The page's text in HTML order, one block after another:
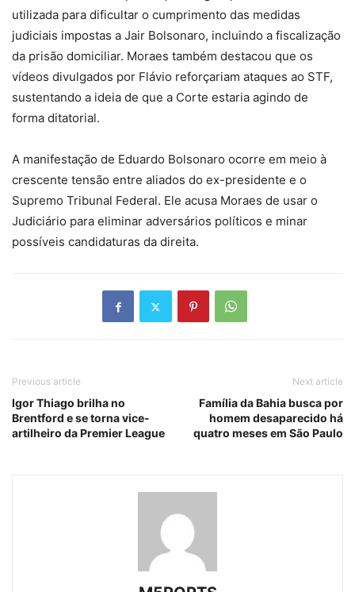
utilizada para dificultar o cumprimento das medidas
judiciais impostas a Jair Bolsonaro, incluindo a fiscalização
da prisão domiciliar. Moraes também destacou que os
vídeos divulgados por Flávio reforçariam ataques ao STF,
sustentando a ideia de que a Corte estaria agindo de
forma ditatorial.
A manifestação de Eduardo Bolsonaro ocorre em meio à
crescente tensão entre aliados do ex-presidente e o
Supremo Tribunal Federal. Ele acusa Moraes de usar o
Judiciário para eliminar adversários políticos e minar
possíveis candidaturas da direita.
Previous article
Igor Thiago brilha no
Brentford e se torna vice-
artilheiro da Premier League
Next article
Família da Bahia busca por
homem desaparecido há
quatro meses em São Paulo